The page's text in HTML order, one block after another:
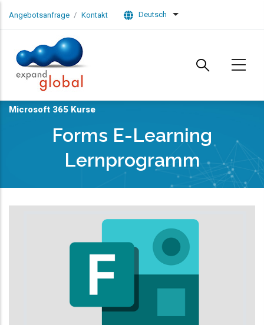
Angebotsanfrage Kontakt Deutsch List additional actions
Microsoft 365 Kurse
Forms E-Learning
Lernprogramm